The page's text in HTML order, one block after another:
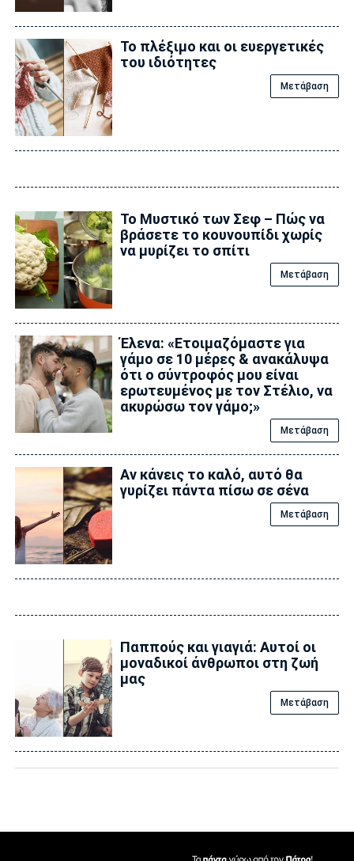
Το πλέξιμο και οι ευεργετικές
του ιδιότητες
Μετάβαση
Το Μυστικό των Σεφ – Πώς να
βράσετε το κουνουπίδι χωρίς
να μυρίζει το σπίτι
Μετάβαση
Έλενα: «Ετοιμαζόμαστε για
γάμο σε 10 μέρες & ανακάλυψα
ότι ο σύντροφός μου είναι
ερωτευμένος με τον Στέλιο, να
ακυρώσω τον γάμο;»
Μετάβαση
Αν κάνεις το καλό, αυτό θα
γυρίζει πάντα πίσω σε σένα
Μετάβαση
Παππούς και γιαγιά: Αυτοί οι
μοναδικοί άνθρωποι στη ζωή
μας
Μετάβαση